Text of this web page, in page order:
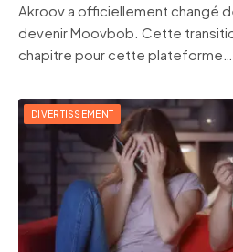
Akroov a officiellement changé
devenir Moovbob. Cette
chapitre pour cette plateforme…
DIVERTISSEMENT